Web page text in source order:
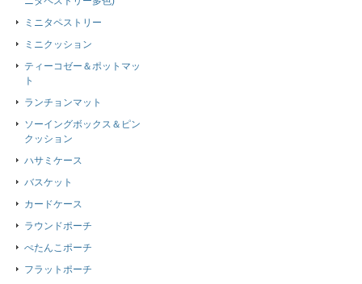
ミニタペストリー
ミニクッション
ティーコゼー＆ポットマッ
ト
ランチョンマット
ソーイングボックス＆ピン
クッション
ハサミケース
バスケット
カードケース
ラウンドポーチ
ぺたんこポーチ
フラットポーチ